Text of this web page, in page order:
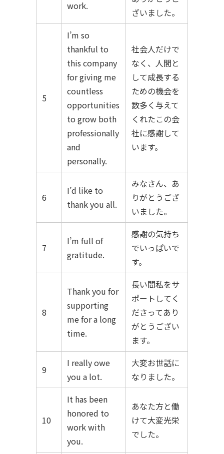
work.
ざいました。
5
I’m so
thankful to
this company
for giving me
countless
opportunities
to grow both
professionally
and
personally.
社会人だけで
なく、人間と
して成長する
ための機会を
数多く与えて
くれたこの会
社に感謝して
います。
6
I’d like to
thank you all.
みなさん、あ
りがとうござ
いました。
7
I’m full of
gratitude.
感謝の気持ち
でいっぱいで
す。
8
Thank you for
supporting
me for a long
time.
長い間私をサ
ポートしてく
ださってあり
がとうござい
ます。
9
I really owe
you a lot.
大変お世話に
なりました。
10
It has been
honored to
work with
you.
あなた方と働
けて大変光栄
でした。